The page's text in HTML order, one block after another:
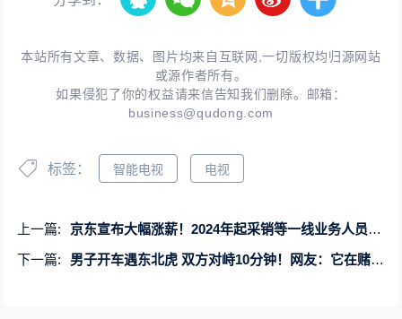
本站所有文章、数据、图片均来自互联网,一切版权均归源网站
或源作者所有。
如果侵犯了你的权益请来信告知我们删除。邮箱：
business@qudong.com
标签： 智能电视 电视
上一篇:
京东宣布大幅涨薪！2024年起采销等一线业务人员涨幅近100%
下一篇:
男子开车遇东北虎 双方对峙10分钟！网友：它在赌你下车